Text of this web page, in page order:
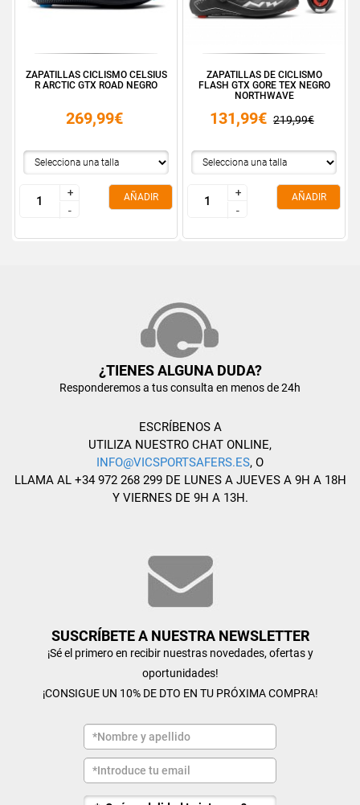
ZAPATILLAS CICLISMO CELSIUS
R ARCTIC GTX ROAD NEGRO
269,99€
+
-
+
-
AÑADIR
ZAPATILLAS DE CICLISMO
FLASH GTX GORE TEX NEGRO
NORTHWAVE
131,99€ 219,99€
+
-
+
-
AÑADIR
¿TIENES ALGUNA DUDA?
Responderemos a tus consulta en menos de 24h
ESCRÍBENOS A
UTILIZA NUESTRO CHAT ONLINE,
INFO@VICSPORTSAFERS.ES, O
LLAMA AL +34 972 268 299 DE LUNES A JUEVES A 9H A 18H
Y VIERNES DE 9H A 13H.
SUSCRÍBETE A NUESTRA NEWSLETTER
¡Sé el primero en recibir nuestras novedades, ofertas y
oportunidades!
¡CONSIGUE UN 10% DE DTO EN TU PRÓXIMA COMPRA!